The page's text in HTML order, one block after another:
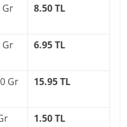
Gr 8.50 TL
Gr 6.95 TL
Gr 15.95 TL
1.50 TL